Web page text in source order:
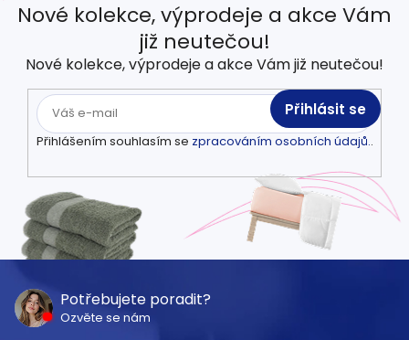
Nové kolekce, výprodeje a akce Vám
již neutečou!
Nové kolekce, výprodeje a akce Vám již neutečou!
Přihlášením souhlasím se zpracováním osobních údajů..
Přihlásit se
Potřebujete poradit?
Ozvěte se nám